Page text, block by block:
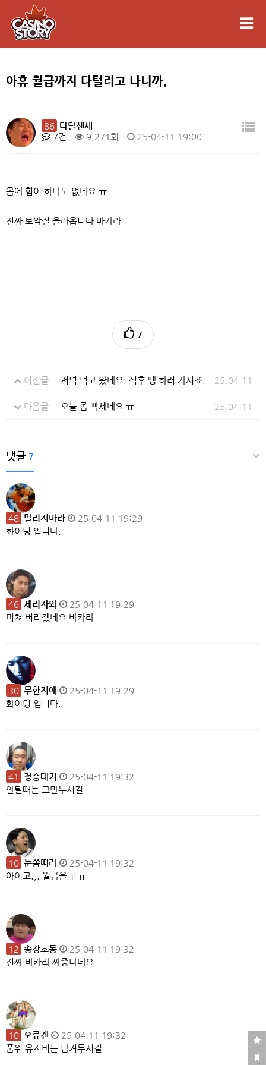
아휴 월급까지 다털리고 나니까.
86 타달센세
7건
9,271회 25-04-11 19:00
몸에 힘이 하나도 없네요 ㅠ
진짜 토악질 올라옵니다 바카라
7
이전글 저녁 먹고 왔네요. 식후 땡 하러 가시죠. 25.04.11
다음글 오늘 좀 빡세네요 ㅠ 25.04.11
댓글 7
48 말리지마라
25-04-11 19:29
화이팅 입니다.
46 세리자와
25-04-11 19:29
미쳐 버리겠네요 바카라
30 무한지애
25-04-11 19:29
화이팅 입니다.
41 정승대기
25-04-11 19:32
안될때는 그만두시길
10 눈쫌떠라
25-04-11 19:32
아이고.,. 월급을 ㅠㅠ
12 송강호동
25-04-11 19:32
진짜 바카라 짜증나네요
10 오류겐
25-04-11 19:32
품위 유지비는 남겨두시길